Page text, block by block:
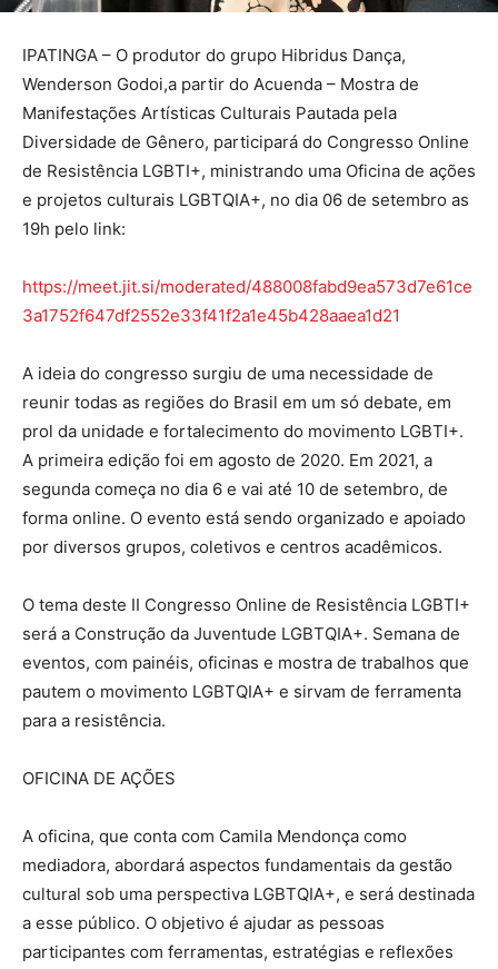
IPATINGA – O produtor do grupo Hibridus Dança,
Wenderson Godoi,a partir do Acuenda – Mostra de
Manifestações Artísticas Culturais Pautada pela
Diversidade de Gênero, participará do Congresso Online
de Resistência LGBTI+, ministrando uma Oficina de ações
e projetos culturais LGBTQIA+, no dia 06 de setembro as
19h pelo link:
https://meet.jit.si/moderated/488008fabd9ea573d7e61ce
3a1752f647df2552e33f41f2a1e45b428aaea1d21
A ideia do congresso surgiu de uma necessidade de
reunir todas as regiões do Brasil em um só debate, em
prol da unidade e fortalecimento do movimento LGBTI+.
A primeira edição foi em agosto de 2020. Em 2021, a
segunda começa no dia 6 e vai até 10 de setembro, de
forma online. O evento está sendo organizado e apoiado
por diversos grupos, coletivos e centros acadêmicos.
O tema deste II Congresso Online de Resistência LGBTI+
será a Construção da Juventude LGBTQIA+. Semana de
eventos, com painéis, oficinas e mostra de trabalhos que
pautem o movimento LGBTQIA+ e sirvam de ferramenta
para a resistência.
OFICINA DE AÇÕES
A oficina, que conta com Camila Mendonça como
mediadora, abordará aspectos fundamentais da gestão
cultural sob uma perspectiva LGBTQIA+, e será destinada
a esse público. O objetivo é ajudar as pessoas
participantes com ferramentas, estratégias e reflexões